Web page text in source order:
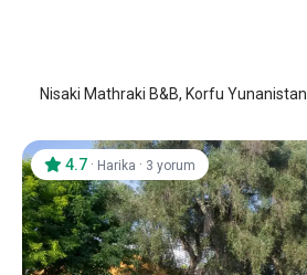
Nisaki Mathraki B&B, Korfu Yunanistan
4.7 · Harika · 3 yorum